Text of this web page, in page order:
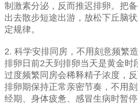
制激素分泌，反而推迟排卵。把
出去散步短途出游，放松下丘脑
定规律。
2. 科学安排同房，不用刻意频繁
排卵日前2天到排卵当天是黄金时
过度频繁同房会稀释精子浓度，
排卵期保持正常亲密节奏，不用刻
经期、身体疲惫、感冒生病时暂